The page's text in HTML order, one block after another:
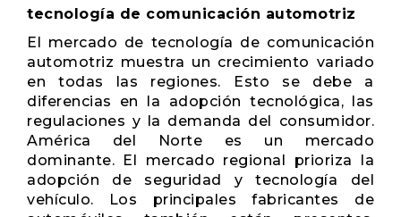
tecnología de comunicación automotriz
El mercado de tecnología de comunicación
automotriz muestra un crecimiento variado
en todas las regiones. Esto se debe a
diferencias en la adopción tecnológica, las
regulaciones y la demanda del consumidor.
América del Norte es un mercado
dominante. El mercado regional prioriza la
adopción de seguridad y tecnología del
vehículo. Los principales fabricantes de